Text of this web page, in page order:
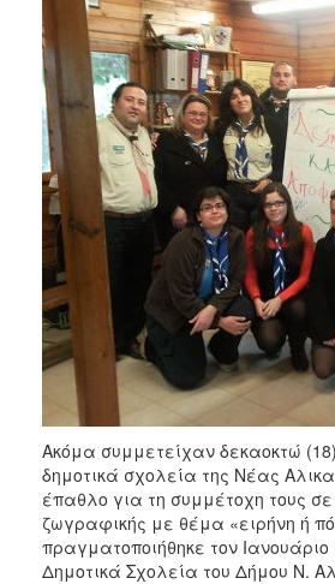
Ακόμα συμμετείχαν δεκαοκτώ
δημοτικά σχολεία της Νέας
έπαθλο για τη συμμέτοχη τους
ζωγραφικής με θέμα «ειρήνη ή
πραγματοποιήθηκε τον
Δημοτικά Σχολεία του Δήμου Ν.